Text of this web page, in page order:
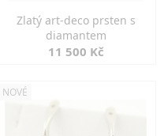
Zlatý art-deco prsten s
diamantem
11 500 Kč
NOVÉ